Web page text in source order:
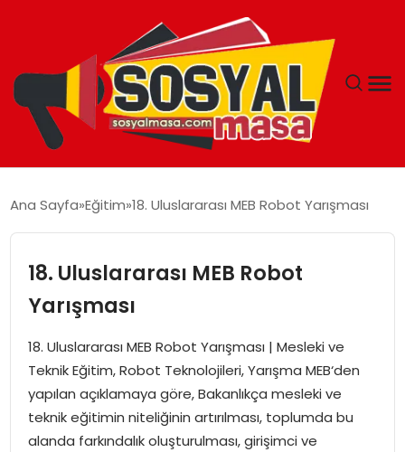
EKONOMI
GÜNCEL
EĞITIM
SPOR
Ana Sayfa Eğitim 18. Uluslararası MEB Robot Yarışması
18. Uluslararası MEB Robot
Yarışması
18. Uluslararası MEB Robot Yarışması | Mesleki ve
Teknik Eğitim, Robot Teknolojileri, Yarışma MEB‘den
yapılan açıklamaya göre, Bakanlıkça mesleki ve
teknik eğitimin niteliğinin artırılması, toplumda bu
alanda farkındalık oluşturulması, girişimci ve